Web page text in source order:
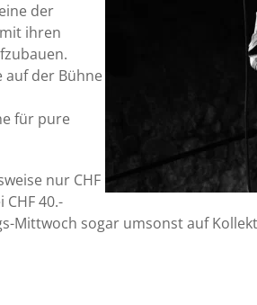
der
ihren
auf der Bühne
für pure
nur CHF
40.-
Mittwoch sogar umsonst auf